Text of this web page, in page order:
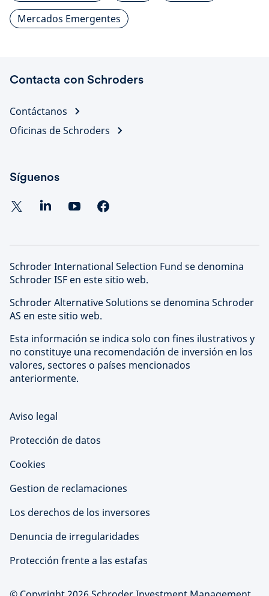
Mercados Emergentes
Contacta con Schroders
Contáctanos
Oficinas de Schroders
Síguenos
Schroder International Selection Fund se denomina
Schroder ISF en este sitio web.
Schroder Alternative Solutions se denomina Schroder
AS en este sitio web.
Esta información se indica solo con fines ilustrativos y
no constituye una recomendación de inversión en los
valores, sectores o países mencionados
anteriormente.
Aviso legal
Protección de datos
Cookies
Gestion de reclamaciones
Los derechos de los inversores
Denuncia de irregularidades
Protección frente a las estafas